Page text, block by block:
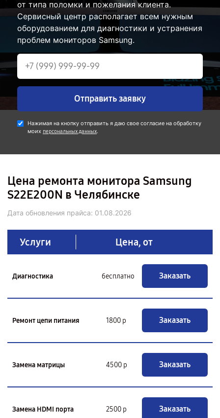
от типа поломки и пожелания клиента.
Сервисный центр располагает всем нужным
оборудованием для диагностики и устранения
проблем мониторов Samsung.
Отправить заявку
Нажимая на кнопку отправить я даю свое согласие на обработку
моих персональных данных.
Цена ремонта монитора Samsung
S22E200N в Челябинске
Дата обновления прайса: 01.08.2026
Услуги Цена, от
Диагностика бесплатно Заказать
Ремонт цепи питания 1800 р Заказать
Замена матрицы 4500 р Заказать
Замена HDMI порта 2500 р Заказать